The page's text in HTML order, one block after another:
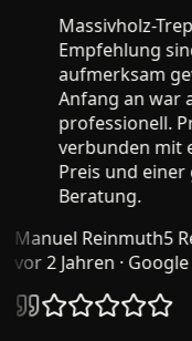
Massivholz-
Empfehlung
aufmerksam
Anfang an war
professionell.
verbunden mit
Preis und einer
Beratung.
Manuel Reinmuth5
vor 2 Jahren· Google